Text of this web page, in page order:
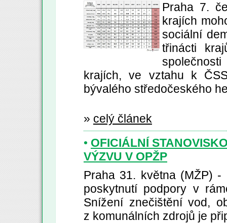
Praha 7.
krajích
sociální
třinácti
krajích, ve vztahu k
bývalého středočeského
» celý článek
• OFICIÁLNÍ
VÝZVU V OPŽP
Praha 31. května (MŽP)
poskytnutí podpory v
Snížení znečištění vod,
z komunálních zdrojů je